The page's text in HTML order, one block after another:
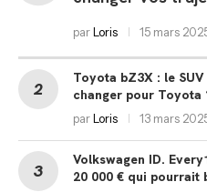
parLoris 15 mars
Toyota bZ3X : le
changer pour Toyota
parLoris 13 mars
Volkswagen ID.
20 000 € qui pourrait